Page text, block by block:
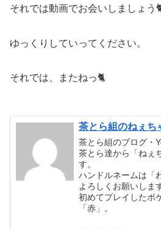
それでは動画でお会いしましょう
ゆっくりしていってください。
それでは、またねっ🐈
茶とら組のねぇち
茶とら組のブログ・
茶とら達から「ねぇ
す。
ハンドルネームは「
よろしくお願いしま
初めてプレイしたポ
「赤」。